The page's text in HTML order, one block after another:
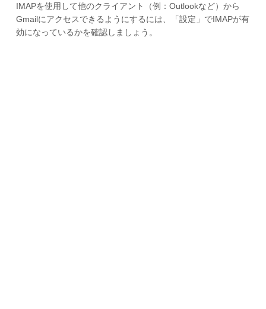
IMAPを使用して他のクライアント（例：Outlookなど）から
Gmailにアクセスできるようにするには、「設定」でIMAPが有
効になっているかを確認しましょう。